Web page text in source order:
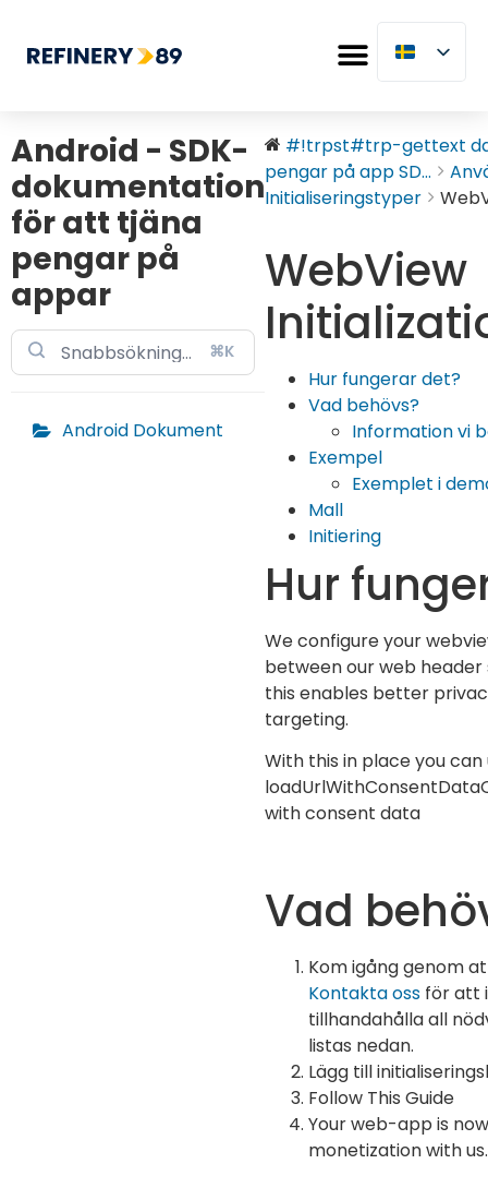
Android - SDK-
dokumentation
för att tjäna
pengar på
appar
⌘K
Android Dokument
#!trpst#trp-gettext
pengar på app SD...
Initialiseringstyper
WebView
Hur fungerar det?
Vad behövs?
Information vi
Exempel
Exemplet i
Mall
Initiering
Hur
We configure your
between our web header
this enables better
targeting.
With this in place you can
with consent data
Vad
Kom igång genom
Kontakta oss för att
tillhandahålla all
listas nedan.
Lägg till
Follow This Guide
Your web-app is
monetization with us.